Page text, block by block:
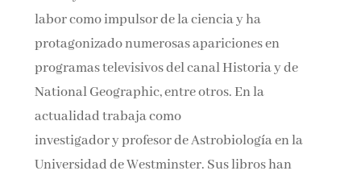
labor como impulsor de la ciencia y ha
protagonizado numerosas apariciones en
programas televisivos del canal Historia y de
National Geographic, entre otros. En la
actualidad trabaja como
investigador y profesor de Astrobiología en la
Universidad de Westminster. Sus libros han